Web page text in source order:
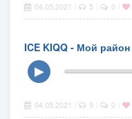
04.05.2021 5 0
ICE KIQQ - Мой район
▶
04.05.2021 9 0